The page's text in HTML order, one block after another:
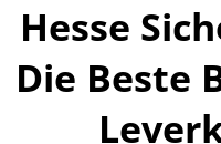
Hesse
Die Beste